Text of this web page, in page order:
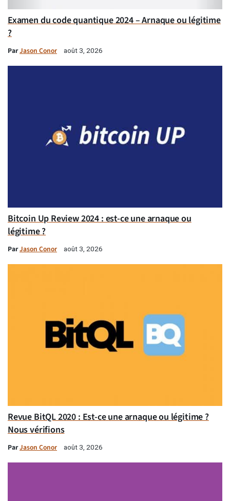
Examen du code quantique 2024 – Arnaque ou légitime
?
ParJason Conor août 3, 2026
Bitcoin Up Review 2024 : est-ce une arnaque ou
légitime ?
ParJason Conor août 3, 2026
Revue BitQL 2020 : Est-ce une arnaque ou légitime ?
Nous vérifions
ParJason Conor août 3, 2026